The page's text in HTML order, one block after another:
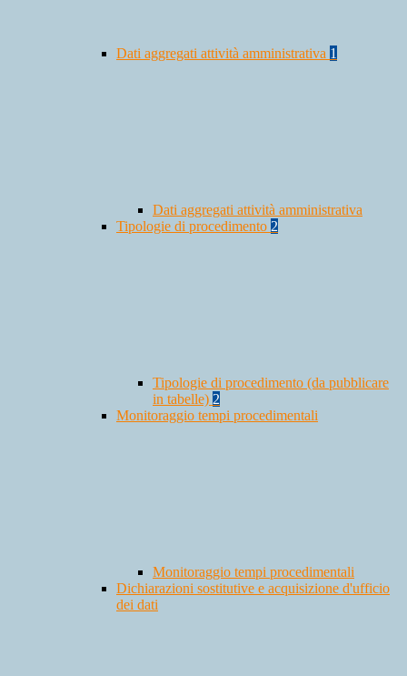
Dati aggregati attività amministrativa 1
Dati aggregati attività amministrativa
Tipologie di procedimento 2
Tipologie di procedimento (da pubblicare
in tabelle) 2
Monitoraggio tempi procedimentali
Monitoraggio tempi procedimentali
Dichiarazioni sostitutive e acquisizione d'ufficio
dei dati